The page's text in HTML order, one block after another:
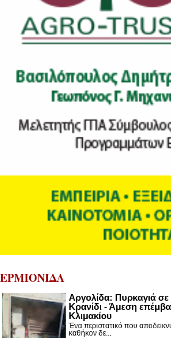
ΕΡΜΙΟΝΙΔΑ
Αργολίδα: Πυρκαγιά σε
Κρανίδι - Άμεση
Κλιμακίου
Ένα περιστατικό που
καθήκον δε...